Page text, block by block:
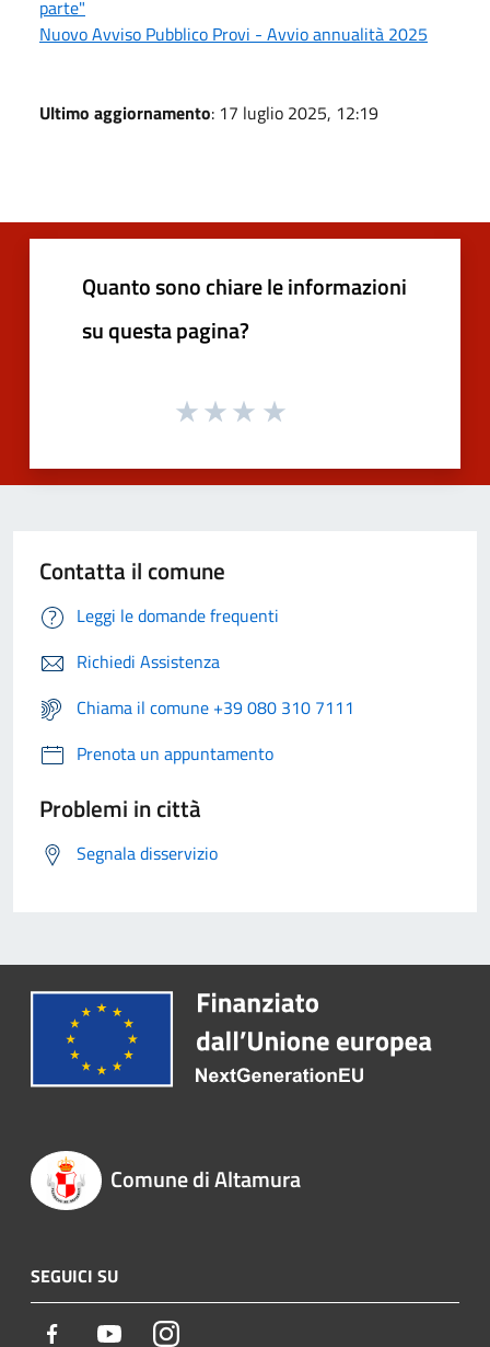
parte"
Nuovo Avviso Pubblico Provi - Avvio annualità 2025
Ultimo aggiornamento: 17 luglio 2025, 12:19
Quanto sono chiare le informazioni
su questa pagina?
Contatta il comune
Leggi le domande frequenti
Richiedi Assistenza
Chiama il comune +39 080 310 7111
Prenota un appuntamento
Problemi in città
Segnala disservizio
Comune di Altamura
SEGUICI SU
Facebook YoutubeInstagram